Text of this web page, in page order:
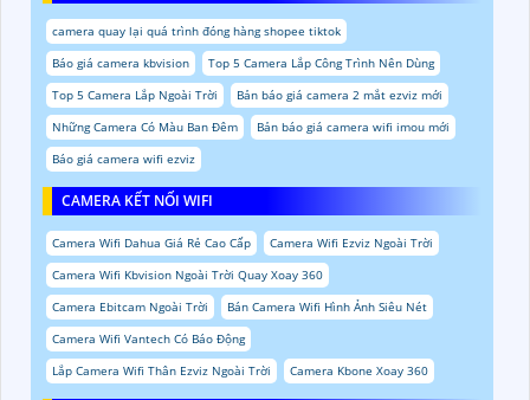
camera quay lại quá trình đóng hàng shopee tiktok
Báo giá camera kbvision
Top 5 Camera Lắp Công Trình Nên Dùng
Top 5 Camera Lắp Ngoài Trời
Bản báo giá camera 2 mắt ezviz mới
Những Camera Có Màu Ban Đêm
Bản báo giá camera wifi imou mới
Báo giá camera wifi ezviz
CAMERA KẾT NỐI WIFI
Camera Wifi Dahua Giá Rẻ Cao Cấp
Camera Wifi Ezviz Ngoài Trời
Camera Wifi Kbvision Ngoài Trời Quay Xoay 360
Camera Ebitcam Ngoài Trời
Bán Camera Wifi Hình Ảnh Siêu Nét
Camera Wifi Vantech Có Báo Động
Lắp Camera Wifi Thân Ezviz Ngoài Trời
Camera Kbone Xoay 360